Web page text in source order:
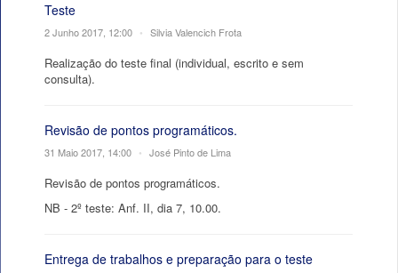
Teste
2 Junho 2017, 12:00 • Silvia Valencich Frota
Realização do teste final (individual, escrito e sem
consulta).
Revisão de pontos programáticos.
31 Maio 2017, 14:00 • José Pinto de Lima
Revisão de pontos programáticos.
NB - 2º teste: Anf. II, dia 7, 10.00.
Entrega de trabalhos e preparação para o teste